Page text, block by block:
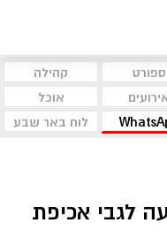
ספורט
קהילה
אוכל
לוח באר שבע
לגבי אכיפת